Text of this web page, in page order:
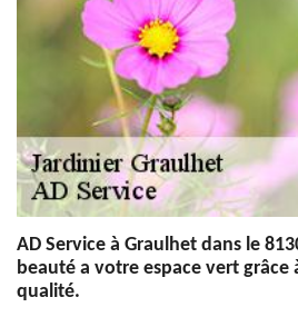
AD Service à Graulhet dans le
beauté a votre espace vert grâce
qualité.